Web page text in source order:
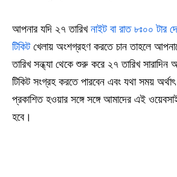
আপনার যদি ২৭ তারিখ নাইট বা রাত ৮ঃ০০ টার
টিকিটখেলায় অংশগ্রহণ করতে চান তাহলে
তারিখ সন্ধ্যা থেকে শুরু করে ২৭ তারিখ সারাদিন
টিকিট সংগ্রহ করতে পারবেন এবং যথা সময়
প্রকাশিত হওয়ার সঙ্গে সঙ্গে আমাদের এই
হবে।